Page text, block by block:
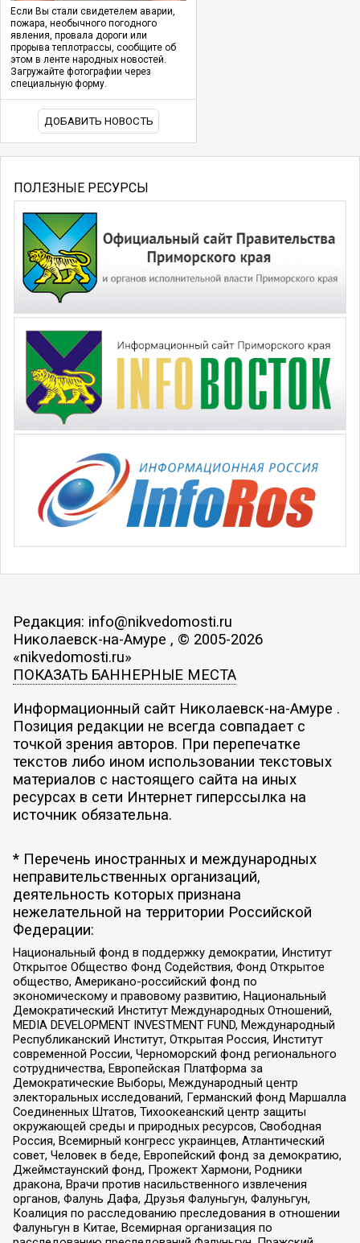
Если Вы стали свидетелем аварии,
пожара, необычного погодного
явления, провала дороги или
прорыва теплотрассы, сообщите об
этом в ленте народных новостей.
Загружайте фотографии через
специальную форму.
ДОБАВИТЬ НОВОСТЬ
ПОЛЕЗНЫЕ РЕСУРСЫ
Редакция: info@nikvedomosti.ru
Николаевск-на-Амуре , © 2005-2026
«nikvedomosti.ru»
ПОКАЗАТЬ БАННЕРНЫЕ МЕСТА
Информационный сайт Николаевск-на-Амуре .
Позиция редакции не всегда совпадает с
точкой зрения авторов. При перепечатке
текстов либо ином использовании текстовых
материалов с настоящего сайта на иных
ресурсах в сети Интернет гиперссылка на
источник обязательна.
* Перечень иностранных и международных
неправительственных организаций,
деятельность которых признана
нежелательной на территории Российской
Федерации:
Национальный фонд в поддержку демократии, Институт
Открытое Общество Фонд Содействия, Фонд Открытое
общество, Американо-российский фонд по
экономическому и правовому развитию, Национальный
Демократический Институт Международных Отношений,
MEDIA DEVELOPMENT INVESTMENT FUND, Международный
Республиканский Институт, Открытая Россия, Институт
современной России, Черноморский фонд регионального
сотрудничества, Европейская Платформа за
Демократические Выборы, Международный центр
электоральных исследований, Германский фонд Маршалла
Соединенных Штатов, Тихоокеанский центр защиты
окружающей среды и природных ресурсов, Свободная
Россия, Всемирный конгресс украинцев, Атлантический
совет, Человек в беде, Европейский фонд за демократию,
Джеймстаунский фонд, Прожект Хармони, Родники
дракона, Врачи против насильственного извлечения
органов, Фалунь Дафа, Друзья Фалуньгун, Фалуньгун,
Коалиция по расследованию преследования в отношении
Фалуньгун в Китае, Всемирная организация по